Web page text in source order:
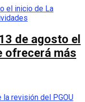
de agosto el
ofrecerá más